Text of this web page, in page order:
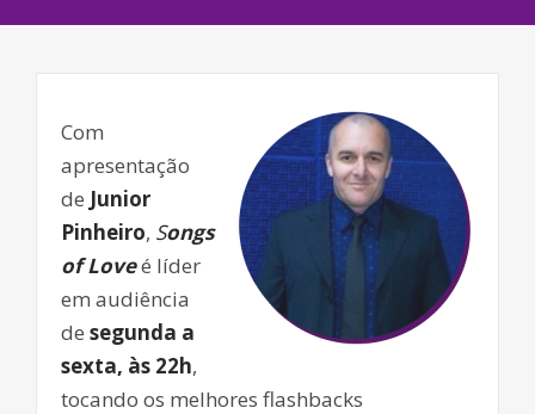
Com
apresentação
de Junior
Pinheiro, Songs
of Loveé líder
em audiência
de segunda a
sexta, às 22h,
tocando os melhores flashbacks